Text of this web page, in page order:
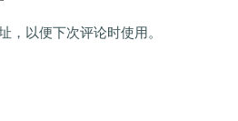
，以便下次评论时使用。